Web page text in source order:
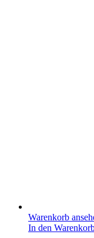
Warenkorb
In den